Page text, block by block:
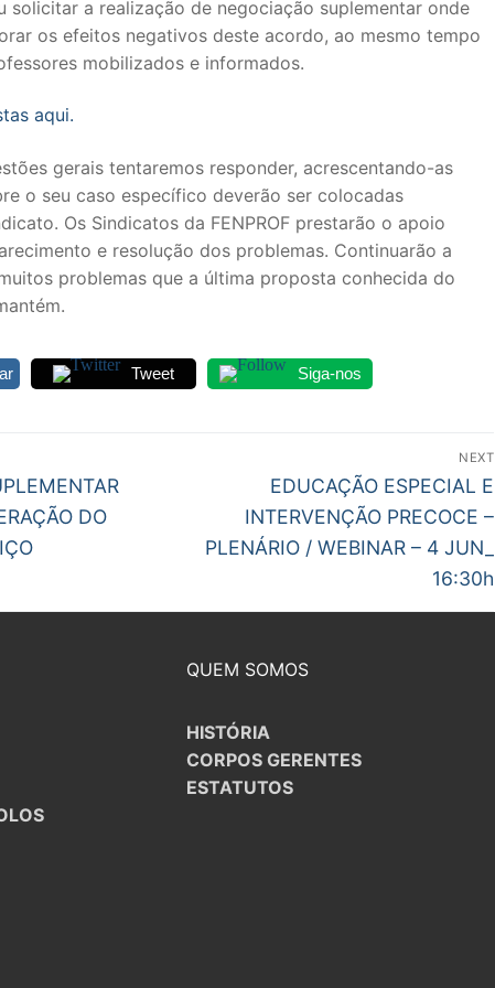
solicitar a realização de negociação suplementar onde
os efeitos negativos deste acordo, ao mesmo tempo
mobilizados e informados.
aqui.
gerais tentaremos responder, acrescentando-as
o seu caso específico deverão ser colocadas
Os Sindicatos da FENPROF prestarão o apoio
e resolução dos problemas. Continuarão a
problemas que a última proposta conhecida do
Tweet Siga-nos
DO
NEXT
Next
post:
EDUCAÇÃO ESPECIAL E
INTERVENÇÃO PRECOCE –
PLENÁRIO / WEBINAR – 4 JUN_
16:30h
QUEM SOMOS
HISTÓRIA
CORPOS GERENTES
ESTATUTOS